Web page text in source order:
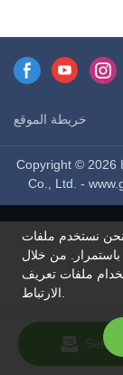
خريطة الموقع
Copyright © 2026
Co., Ltd. -
Send
نستخدم ملفات
باستمرار. من خلال
ملفات تعريف